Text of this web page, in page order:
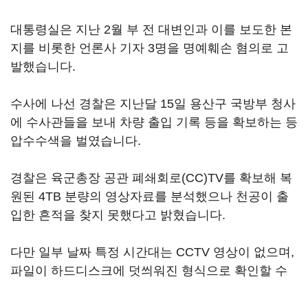
대통령실은 지난 2월 부 전 대변인과 이를 보도한 본
지를 비롯한 언론사 기자 3명을 명예훼손 혐의로 고
발했습니다.
수사에 나선 경찰은 지난달 15일 용산구 국방부 청사
에 수사관들을 보내 차량 출입 기록 등을 확보하는 등
압수수색을 벌였습니다.
경찰은 육군총장 공관 폐쇄회로(CC)TV를 확보해 복
원된 4TB 분량의 영상자료를 분석했으나 천공이 출
입한 흔적을 찾지 못했다고 밝혔습니다.
다만 일부 날짜 특정 시간대는 CCTV 영상이 없으며,
파일이 하드디스크에 덧씌워진 형식으로 확인할 수